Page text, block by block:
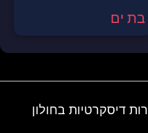
בת ים
דיסקרטיות בחולון